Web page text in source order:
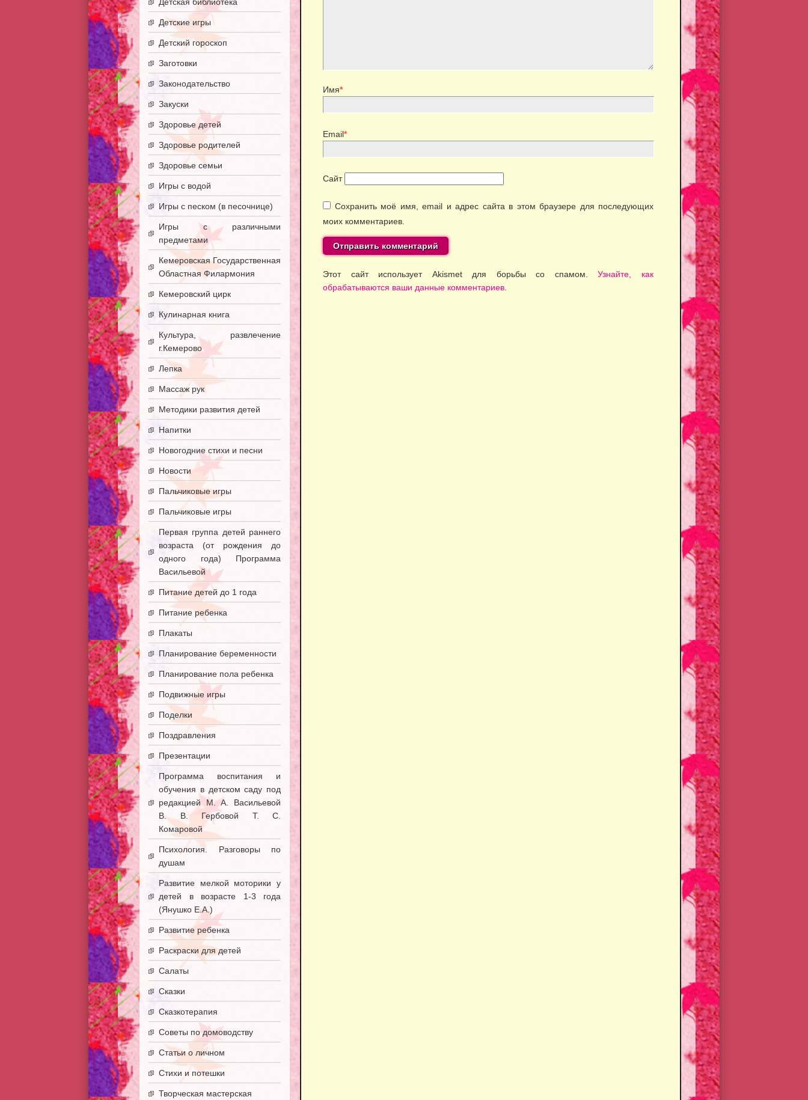
Имя*
Email*
Сайт
Сохранить моё имя, email и адрес сайта в этом браузере для последующих
моих комментариев.
Этот сайт использует Akismet для борьбы со спамом.Узнайте, как
обрабатываются ваши данные комментариев
Детские игры
Детский гороскоп
Заготовки
Законодательство
Закуски
Здоровье детей
Здоровье родителей
Здоровье семьи
Игры с водой
Игры с песком (в песочнице)
Игры с различными
предметами
Кемеровская Государственная
Областная Филармония
Кемеровский цирк
Кулинарная книга
Культура, развлечение
г.Кемерово
Лепка
Массаж рук
Методики развития детей
Напитки
Новогодние стихи и песни
Новости
Пальчиковые игры
Пальчиковые игры
Первая группа детей раннего
возраста (от рождения до
одного года) Программа
Васильевой
Питание детей до 1 года
Питание ребенка
Плакаты
Планирование беременности
Планирование пола ребенка
Подвижные игры
Поделки
Поздравления
Презентации
Программа воспитания и
обучения в детском саду под
редакцией М. А. Васильевой
В. В. Гербовой Т. С.
Комаровой
Психология. Разговоры по
душам
Развитие мелкой моторики у
детей в возрасте 1-3 года
(Янушко Е.А.)
Развитие ребенка
Раскраски для детей
Салаты
Сказки
Сказкотерапия
Советы по домоводству
Статьи о личном
Стихи и потешки
Творческая мастерская